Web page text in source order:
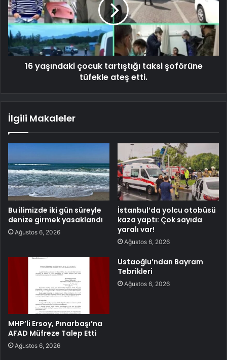
16 yaşındaki çocuk tartıştığı taksi şoförüne
tüfekle ateş etti.
İlgili Makaleler
Bu ilimizde iki gün süreyle
denize girmek yasaklandı
Ağustos 6, 2026
İstanbul’da yolcu otobüsü
kaza yaptı: Çok sayıda
yaralı var!
Ağustos 6, 2026
MHP’li Ersoy, Pınarbaşı’na
AFAD Müfreze Talep Etti
Ağustos 6, 2026
Ustaoğlu’ndan Bayram
Tebrikleri
Ağustos 6, 2026